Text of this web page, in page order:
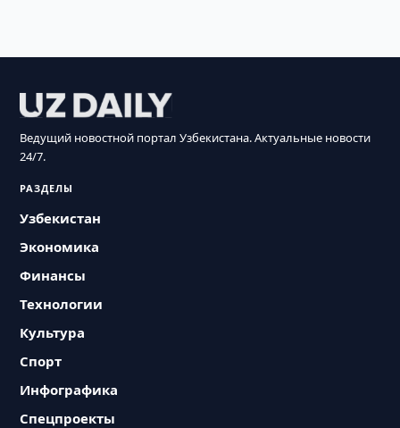
Ведущий новостной портал Узбекистана. Актуальные новости
24/7.
РАЗДЕЛЫ
Узбекистан
Экономика
Финансы
Технологии
Культура
Спорт
Инфографика
Спецпроекты